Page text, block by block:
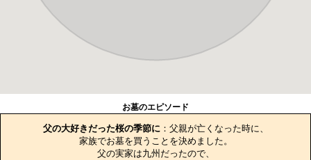
お墓のエピソード
父の大好きだった桜の季節に ：父親が亡くなった時に、
家族でお墓を買うことを決めました。
父の実家は九州だったので、